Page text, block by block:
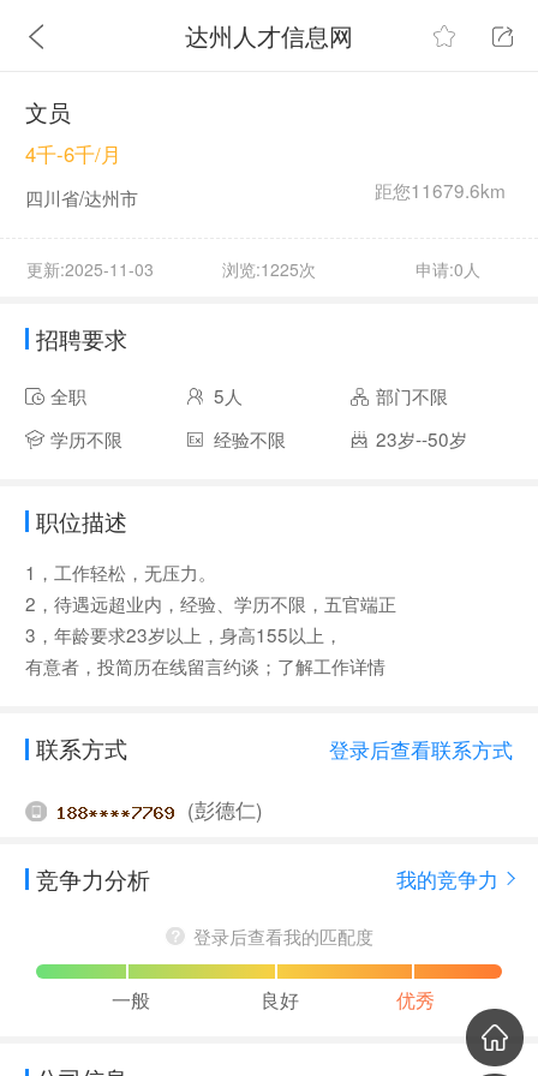
达州人才信息网
文员
距您11679.6km
4千-6千/月
四川省/达州市
更新:2025-11-03 浏览:1225次 申请:0人
招聘要求
全职 5人
部门不限
学历不限
经验不限 23岁--50岁
职位描述
1，工作轻松，无压力。
2，待遇远超业内，经验、学历不限，五官端正
3，年龄要求23岁以上，身高155以上，
有意者，投简历在线留言约谈；了解工作详情
联系方式 登录后查看联系方式
(彭德仁)
竞争力分析 我的竞争力
登录后查看我的匹配度
一般 良好 优秀